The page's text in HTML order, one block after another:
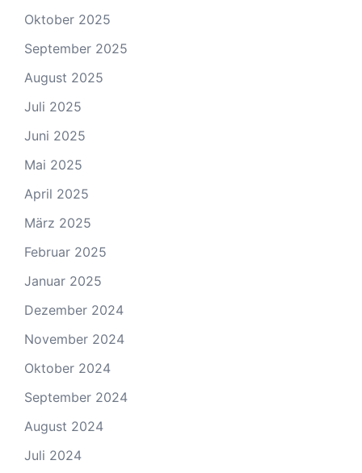
Oktober 2025
September 2025
August 2025
Juli 2025
Juni 2025
Mai 2025
April 2025
März 2025
Februar 2025
Januar 2025
Dezember 2024
November 2024
Oktober 2024
September 2024
August 2024
Juli 2024